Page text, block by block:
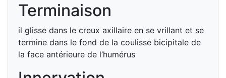
Terminaison
il glisse dans le creux axillaire en se vrillant et se
termine dans le fond de la coulisse bicipitale de
la face antérieure de l’humérus